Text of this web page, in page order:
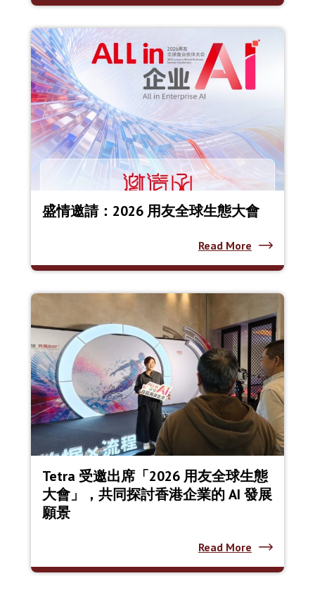
盛情邀請：2026 用友全球生態大會
Read More
Tetra 受邀出席「2026 用友全球生態
大會」，共同探討香港企業的 AI 發展
願景
Read More